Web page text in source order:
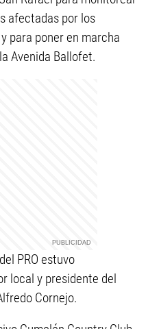
afectadas por los
para poner en marcha
Avenida Ballofet.
PRO estuvo
local y presidente del
Cornejo.